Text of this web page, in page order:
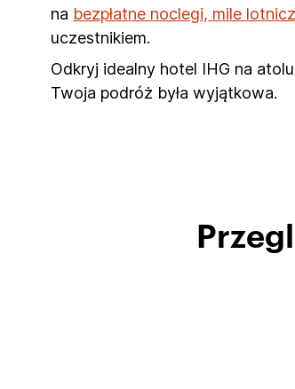
na bezpłatne noclegi, mile
uczestnikiem.
Odkryj idealny hotel IHG na
Twoja podróż była wyjątkowa.